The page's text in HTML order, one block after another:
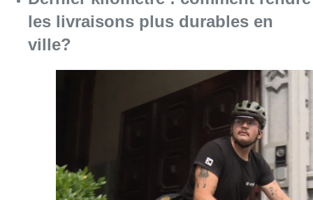
Consulter l'article "Dernier kilomètre :
“La tactique doit être claire, c’est le
plus important”: Mark van Bommel